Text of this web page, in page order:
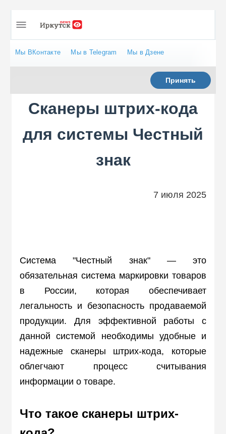
Мы ВКонтакте Мы в Telegram Мы в Дзене
Принять
Сканеры штрих-кода
для системы Честный
знак
7 июля 2025
Система "Честный знак" — это
обязательная система маркировки товаров
в России, которая обеспечивает
легальность и безопасность продаваемой
продукции. Для эффективной работы с
данной системой необходимы удобные и
надежные сканеры штрих-кода, которые
облегчают процесс считывания
информации о товаре.
Что такое сканеры штрих-